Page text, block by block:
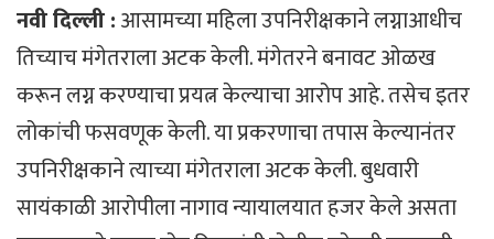
नवी दिल्ली :आसामच्या महिला उपनिरीक्षकाने लग्नाआधीच
तिच्याच मंगेतराला अटक केली. मंगेतरने बनावट ओळख
करून लग्न करण्याचा प्रयत्न केल्याचा आरोप आहे. तसेच इतर
लोकांची फसवणूक केली. या प्रकरणाचा तपास केल्यानंतर
उपनिरीक्षकाने त्याच्या मंगेतराला अटक केली. बुधवारी
सायंकाळी आरोपीला नागाव न्यायालयात हजर केले असता